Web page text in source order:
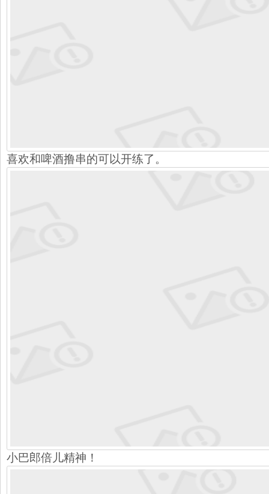
喜欢和啤酒撸串的可以开练了。
小巴郎倍儿精神！